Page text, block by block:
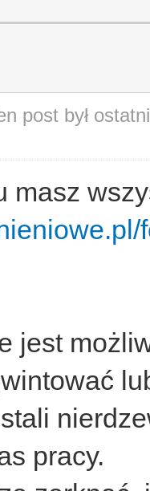
post był
masz
jest
pracy.